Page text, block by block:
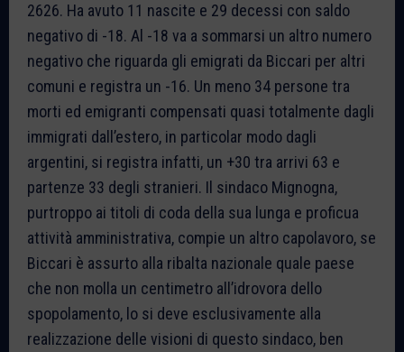
2626. Ha avuto 11 nascite e 29 decessi con saldo
negativo di -18. Al -18 va a sommarsi un altro numero
negativo che riguarda gli emigrati da Biccari per altri
comuni e registra un -16. Un meno 34 persone tra
morti ed emigranti compensati quasi totalmente dagli
immigrati dall’estero, in particolar modo dagli
argentini, si registra infatti, un +30 tra arrivi 63 e
partenze 33 degli stranieri. Il sindaco Mignogna,
purtroppo ai titoli di coda della sua lunga e proficua
attività amministrativa, compie un altro capolavoro, se
Biccari è assurto alla ribalta nazionale quale paese
che non molla un centimetro all’idrovora dello
spopolamento, lo si deve esclusivamente alla
realizzazione delle visioni di questo sindaco, ben